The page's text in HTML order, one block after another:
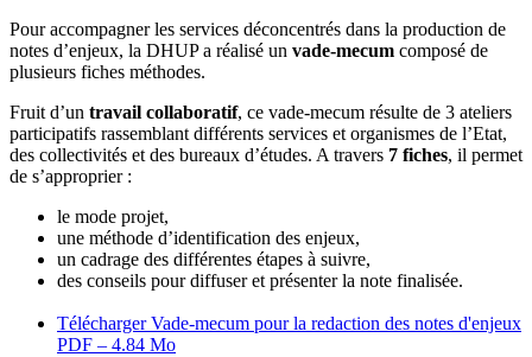
Pour accompagner les services déconcentrés dans la production de
notes d’enjeux, la DHUP a réalisé un vade-mecum composé de
plusieurs fiches méthodes.
Fruit d’un travail collaboratif, ce vade-mecum résulte de 3 ateliers
participatifs rassemblant différents services et organismes de l’Etat,
des collectivités et des bureaux d’études. A travers 7 fiches, il permet
de s’approprier :
le mode projet,
une méthode d’identification des enjeux,
un cadrage des différentes étapes à suivre,
des conseils pour diffuser et présenter la note finalisée.
Télécharger Vade-mecum pour la redaction des notes d'enjeux
PDF – 4.84 Mo